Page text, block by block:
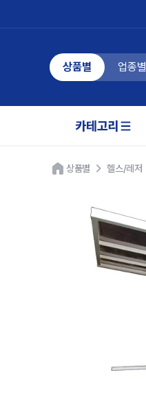
상품별 업종별
상품별 헬스/레저